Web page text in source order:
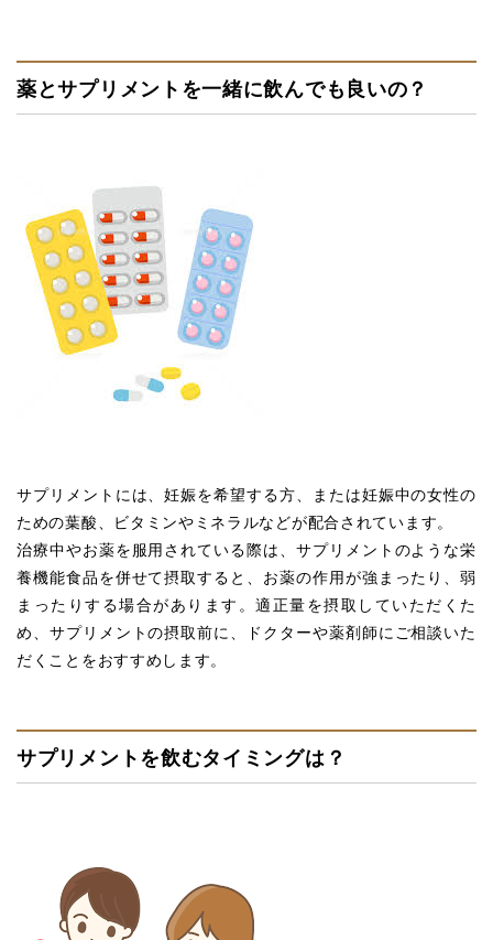
薬とサプリメントを一緒に飲んでも良いの？
サプリメントには、妊娠を希望する方、または妊娠中の女性の
ための葉酸、ビタミンやミネラルなどが配合されています。
治療中やお薬を服用されている際は、サプリメントのような栄
養機能食品を併せて摂取すると、お薬の作用が強まったり、弱
まったりする場合があります。適正量を摂取していただくた
め、サプリメントの摂取前に、ドクターや薬剤師にご相談いた
だくことをおすすめします。
サプリメントを飲むタイミングは？